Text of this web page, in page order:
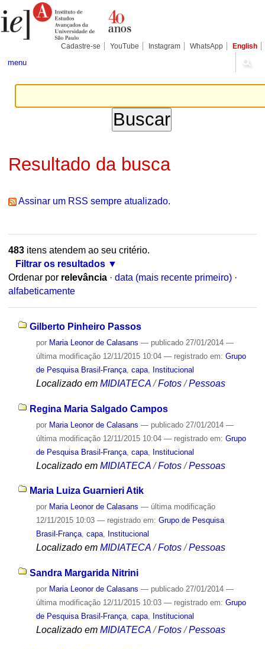
para
conteúdo.
Pessoais
Cadastre-se YouTube Instagram WhatsApp English
menu
Resultado da busca
Assinar um RSS sempre atualizado.
483itens atendem ao seu critério.
Filtrar os resultados
Ordenar por relevância · data (mais recente primeiro) ·
alfabeticamente
Gilberto Pinheiro Passos
por Maria Leonor de Calasans — publicado27/01/2014 —
última modificação12/11/2015 10:04 — registrado em: Grupo
de Pesquisa Brasil-França, capa, Institucional
Localizado em MIDIATECA /Fotos /Pessoas
Regina Maria Salgado Campos
por Maria Leonor de Calasans — publicado27/01/2014 —
última modificação12/11/2015 10:04 — registrado em: Grupo
de Pesquisa Brasil-França, capa, Institucional
Localizado em MIDIATECA /Fotos /Pessoas
Maria Luiza Guarnieri Atik
por Maria Leonor de Calasans — última modificação
12/11/2015 10:03 — registrado em: Grupo de Pesquisa
Brasil-França, capa, Institucional
Localizado em MIDIATECA /Fotos /Pessoas
Sandra Margarida Nitrini
por Maria Leonor de Calasans — publicado27/01/2014 —
última modificação12/11/2015 10:03 — registrado em: Grupo
de Pesquisa Brasil-França, capa, Institucional
Localizado em MIDIATECA /Fotos /Pessoas